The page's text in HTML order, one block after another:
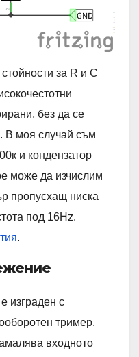
за R и C
без да се
В моя случай съм
и кондензатор
може да изчислим
пропусхащ ниска
под 16Hz.
.
е изграден с
тример.
входното